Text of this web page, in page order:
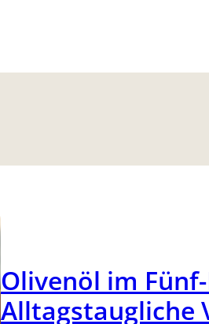
Olivenöl im
Alltagstaugliche